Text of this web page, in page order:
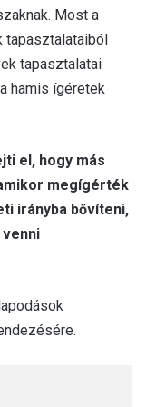
Most a
tapasztalataiból
tapasztalatai
hamis ígéretek
el, hogy más
megígérték
irányba bővíteni,